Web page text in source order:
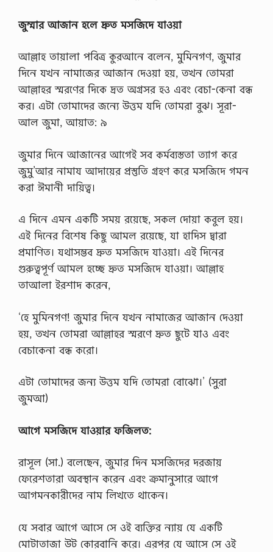
জুম্মারআজানহলেদ্রুতমসজিদেযাওয়া
আল্লাহ তায়ালা পবিত্র কুরআনে বলেন, মুমিনগণ, জুমার
দিনে যখন নামাজের আজান দেওয়া হয়, তখন তোমরা
আল্লাহর স্মরণের দিকে দ্রত অগ্রসর হও এবং বেচা-কেনা বন্ধ
কর। এটা তোমাদের জন্যে উত্তম যদি তোমরা বুঝ। সূরা-
আল জুমা, আয়াত: ৯
জুমার দিনে আজানের আগেই সব কর্মব্যস্ততা ত্যাগ করে
জুমু’আর নামায আদায়ের প্রস্তুতি গ্রহণ করে মসজিদে গমন
করা ঈমানী দায়িত্ব।
এ দিনে এমন একটি সময় রয়েছে, সকল দোয়া কবুল হয়।
এই দিনের বিশেষ কিছু আমল রয়েছে, যা হাদিস দ্বারা
প্রমাণিত। যথাসম্ভব দ্রুত মসজিদে যাওয়া। এই দিনের
গুরুত্বপূর্ণ আমল হচ্ছে দ্রুত মসজিদে যাওয়া। আল্লাহ
তাআলা ইরশাদ করেন,
‘হে মুমিনগণ! জুমার দিনে যখন নামাজের আজান দেওয়া
হয়, তখন তোমরা আল্লাহর স্মরণে দ্রুত ছুটে যাও এবং
বেচাকেনা বন্ধ করো।
এটা তোমাদের জন্য উত্তম যদি তোমরা বোঝো।’ (সুরা
জুমআ)
আগেমসজিদেযাওয়ারফজিলত:
রাসূল (সা.) বলেছেন, জুমার দিন মসজিদের দরজায়
ফেরেশতারা অবস্থান করেন এবং ক্রমানুসারে আগে
আগমনকারীদের নাম লিখতে থাকেন।
যে সবার আগে আসে সে ওই ব্যক্তির ন্যায় যে একটি
মোটাতাজা উট কোরবানি করে। এরপর যে আসে সে ওই